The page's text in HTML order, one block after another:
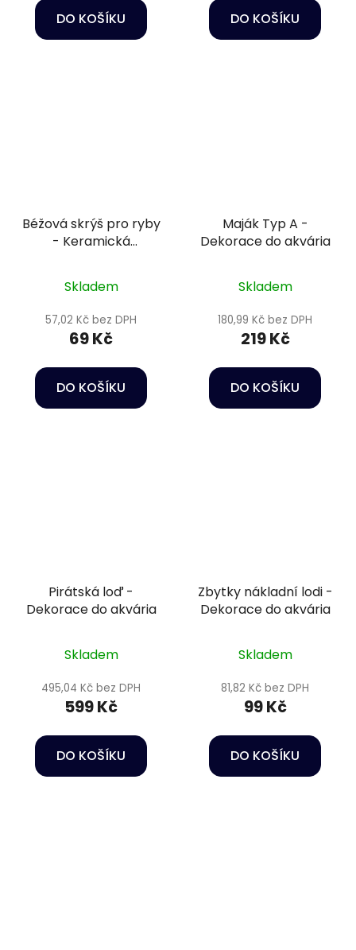
DO KOŠÍKU DO KOŠÍKU
Béžová skrýš pro ryby
- Keramická
Skladem
57,02 Kč bez DPH
69 Kč
DO KOŠÍKU
Maják Typ A -
Dekorace do akvária
Skladem
180,99 Kč bez DPH
219 Kč
DO KOŠÍKU
Pirátská loď -
Dekorace do akvária
Skladem
495,04 Kč bez DPH
599 Kč
DO KOŠÍKU
Zbytky nákladní lodi -
Dekorace do akvária
Skladem
81,82 Kč bez DPH
99 Kč
DO KOŠÍKU